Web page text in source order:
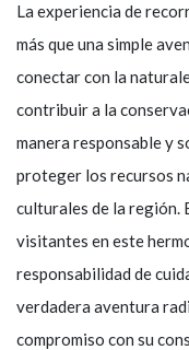
La experiencia de
más que una simple
conectar con la
contribuir a la
manera responsable y
proteger los recursos
culturales de la región.
visitantes en este
responsabilidad de
verdadera aventura
compromiso con su